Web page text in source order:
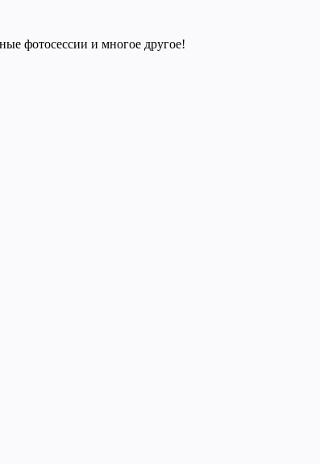
фотосессии и многое другое!